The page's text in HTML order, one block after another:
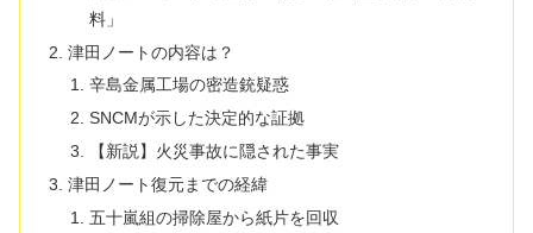
料」
津田ノートの内容は？
辛島金属工場の密造銃疑惑
SNCMが示した決定的な証拠
【新説】火災事故に隠された事実
津田ノート復元までの経緯
五十嵐組の掃除屋から紙片を回収